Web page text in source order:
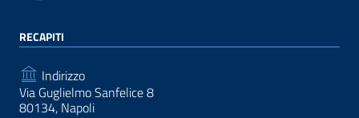
RECAPITI
Indirizzo
Via Guglielmo Sanfelice 8
80134, Napoli